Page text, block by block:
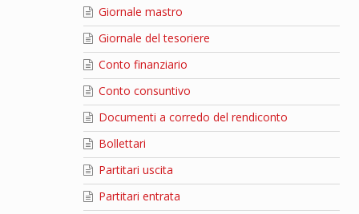
Giornale mastro
Giornale del tesoriere
Conto finanziario
Conto consuntivo
Documenti a corredo del rendiconto
Bollettari
Partitari uscita
Partitari entrata